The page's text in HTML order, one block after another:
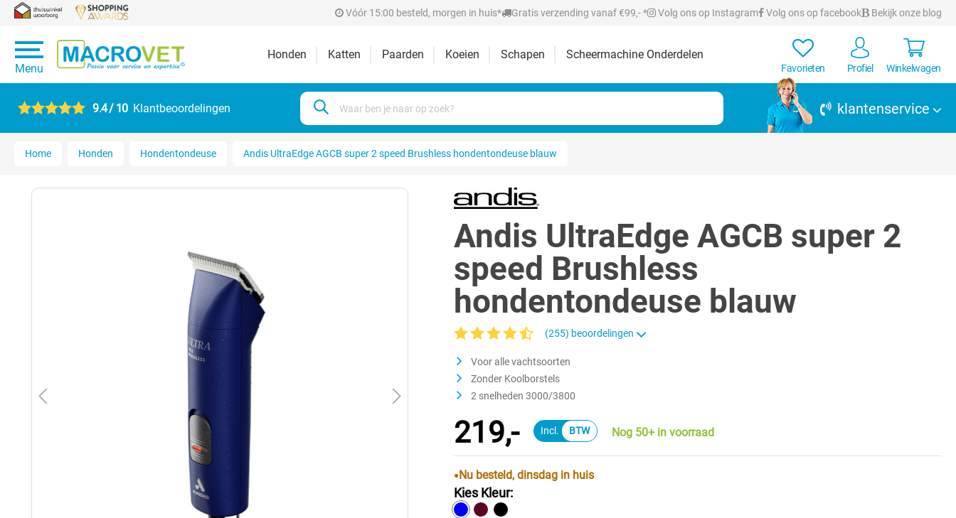
Vóór 15:00 besteld, morgen in huis* Gratis verzending vanaf €99,- * Volg ons op Instagram Volg ons op facebook Bekijk onze blog
Menu
Honden Katten Paarden Koeien Schapen Scheermachine Onderdelen
Favorieten Profiel Winkelwagen
9.4 / 10 Klantbeoordelingen klantenservice
Home Honden Hondentondeuse Andis UltraEdge AGCB super 2 speed Brushless hondentondeuse blauw
Andis UltraEdge AGCB super 2
speed Brushless
hondentondeuse blauw
(255) beoordelingen
Voor alle vachtsoorten
Zonder Koolborstels
2 snelheden 3000/3800
219,- Nog 50+ in voorraad
Nu besteld, dinsdag in huis
Kies Kleur: